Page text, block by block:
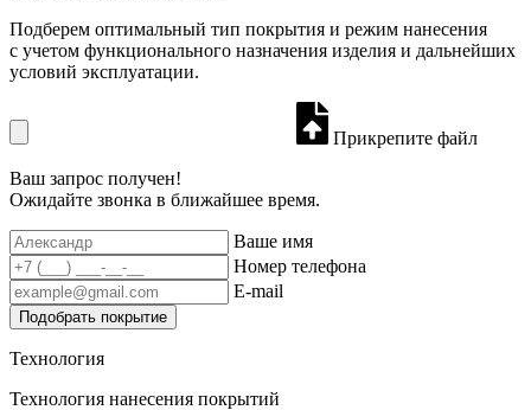
Подберем оптимальный тип покрытия и режим нанесения
с учетом функционального назначения изделия и дальнейших
условий эксплуатации.
Прикрепите файл
Ваш запрос получен!
Ожидайте звонка в ближайшее время.
Ваше имя
Номер телефона
E-mail
Подобрать покрытие
Технология
Технология нанесения покрытий